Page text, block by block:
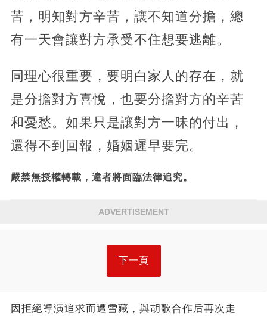
苦，明知對方辛苦，讓不知道分擔，總
有一天會讓對方承受不住想要逃離。
同理心很重要，要明白家人的存在，就
是分擔對方喜悅，也要分擔對方的辛苦
和憂愁。如果只是讓對方一昧的付出，
還得不到回報，婚姻遲早要完。
嚴禁無授權轉載，違者將面臨法律追究。
ADVERTISEMENT
下一頁
因拒絕導演追求而遭雪藏，與胡歌合作后再次走